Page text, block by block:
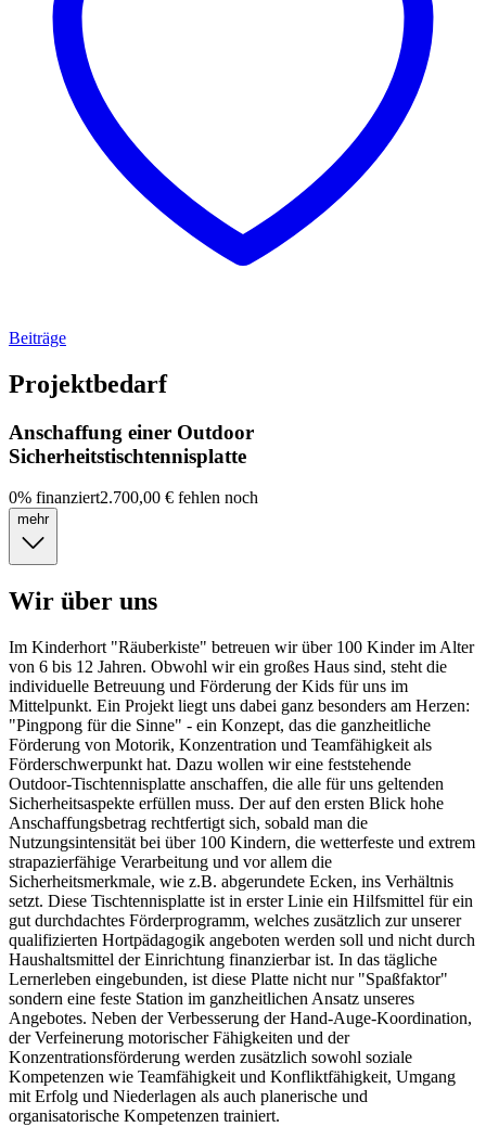
Beiträge
Projektbedarf
Anschaffung einer Outdoor
Sicherheitstischtennisplatte
0% finanziert2.700,00 € fehlen noch
mehr
Wir über uns
Im Kinderhort "Räuberkiste" betreuen wir über 100 Kinder im Alter
von 6 bis 12 Jahren. Obwohl wir ein großes Haus sind, steht die
individuelle Betreuung und Förderung der Kids für uns im
Mittelpunkt. Ein Projekt liegt uns dabei ganz besonders am Herzen:
"Pingpong für die Sinne" - ein Konzept, das die ganzheitliche
Förderung von Motorik, Konzentration und Teamfähigkeit als
Förderschwerpunkt hat. Dazu wollen wir eine feststehende
Outdoor-Tischtennisplatte anschaffen, die alle für uns geltenden
Sicherheitsaspekte erfüllen muss. Der auf den ersten Blick hohe
Anschaffungsbetrag rechtfertigt sich, sobald man die
Nutzungsintensität bei über 100 Kindern, die wetterfeste und extrem
strapazierfähige Verarbeitung und vor allem die
Sicherheitsmerkmale, wie z.B. abgerundete Ecken, ins Verhältnis
setzt. Diese Tischtennisplatte ist in erster Linie ein Hilfsmittel für ein
gut durchdachtes Förderprogramm, welches zusätzlich zur unserer
qualifizierten Hortpädagogik angeboten werden soll und nicht durch
Haushaltsmittel der Einrichtung finanzierbar ist. In das tägliche
Lernerleben eingebunden, ist diese Platte nicht nur "Spaßfaktor"
sondern eine feste Station im ganzheitlichen Ansatz unseres
Angebotes. Neben der Verbesserung der Hand-Auge-Koordination,
der Verfeinerung motorischer Fähigkeiten und der
Konzentrationsförderung werden zusätzlich sowohl soziale
Kompetenzen wie Teamfähigkeit und Konfliktfähigkeit, Umgang
mit Erfolg und Niederlagen als auch planerische und
organisatorische Kompetenzen trainiert.